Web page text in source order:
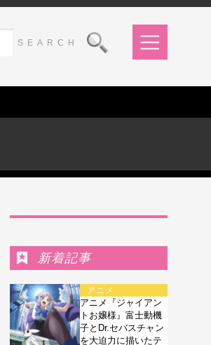
新着記事
アニメ
アニメ『ジャイアン
トお嬢様』富士動機
子とDr.セバスチャン
を大迫力に描いたテ